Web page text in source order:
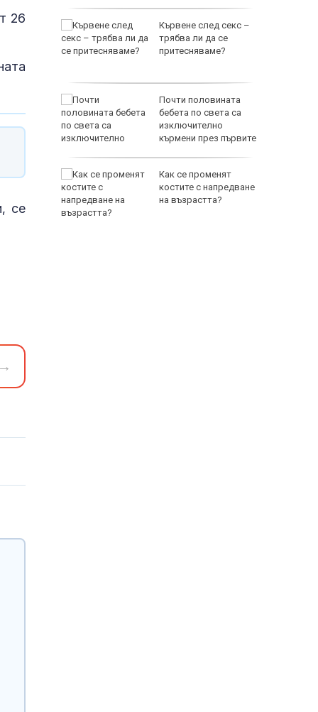
26
се
частни
Кървене след секс –
трябва ли да се
притесняваме?
Почти половината
бебета по света са
изключително
кърмени през първите
Как се променят
костите с напредване
на възрастта?